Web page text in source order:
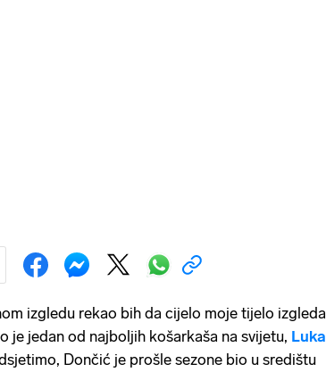
izgledu rekao bih da cijelo moje tijelo izgleda
je jedan od najboljih košarkaša na svijetu, Luka
Dončić je prošle sezone bio u središtu